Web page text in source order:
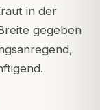
in der
gegeben